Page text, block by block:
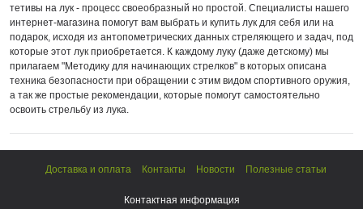
тетивы на лук - процесс своеобразный но простой. Специалисты нашего
интернет-магазина помогут вам выбрать и купить лук для себя или на
подарок, исходя из антопометрических данных стреляющего и задач, под
которые этот лук приобретается. К каждому луку (даже детскому) мы
прилагаем "Методику для начинающих стрелков" в которых описана
техника безопасности при обращении с этим видом спортивного оружия,
а так же простые рекомендации, которые помогут самостоятельно
освоить стрельбу из лука.
Доставка и оплата Контакты Новости Полезные статьи
Контактная информация